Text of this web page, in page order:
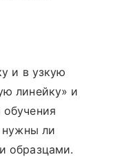
и в узкую
линейку» и
нужны ли
образцами.